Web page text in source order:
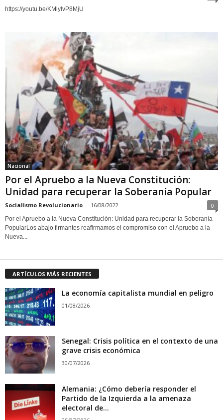
https://youtu.be/KMlylvP8MjU
Nacional
Por el Apruebo a la Nueva Constitución:
Unidad para recuperar la Soberanía Popular
Socialismo Revolucionario - 16/08/2022 0
Por el Apruebo a la Nueva Constitución: Unidad para recuperar la Soberanía
PopularLos abajo firmantes reafirmamos el compromiso con el Apruebo a la
Nueva...
ARTÍCULOS MÁS RECIENTES
La economía capitalista mundial en peligro
01/08/2026
Senegal: Crisis política en el contexto de una
grave crisis económica
30/07/2026
Alemania: ¿Cómo debería responder el
Partido de la Izquierda a la amenaza
electoral de...